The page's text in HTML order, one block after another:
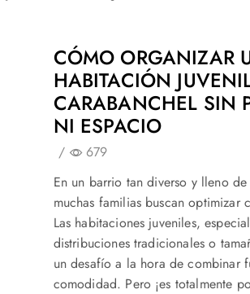
CÓMO ORGANIZAR
HABITACIÓN
CARABANCHEL SIN
NI ESPACIO
/
679
En un barrio tan diverso y lleno
muchas familias buscan optimizar
Las habitaciones juveniles,
distribuciones tradicionales o
un desafío a la hora de combinar
comodidad. Pero ¡es totalmente